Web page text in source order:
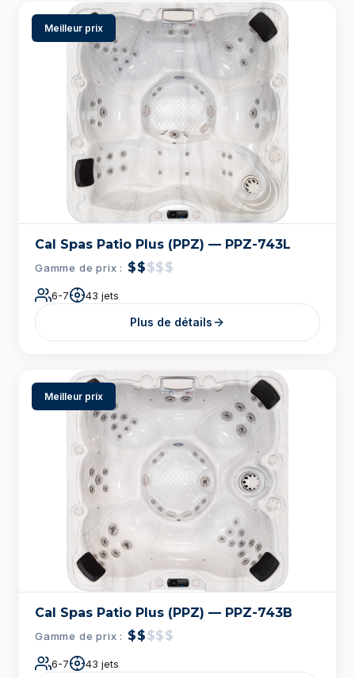
Meilleur prix
Cal Spas Patio Plus (PPZ) — PPZ-743L
Gamme de prix : $$$$$
6-7 43 jets
Plus de détails
Meilleur prix
Cal Spas Patio Plus (PPZ) — PPZ-743B
Gamme de prix : $$$$$
6-7 43 jets